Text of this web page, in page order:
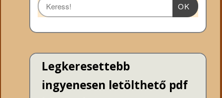
OK
Legkeresettebb
ingyenesen letölthető pdf